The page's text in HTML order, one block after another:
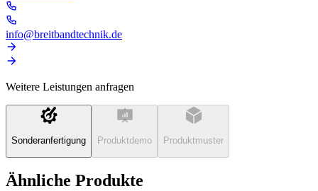
info@breitbandtechnik.de
Weitere Leistungen anfragen
Sonderanfertigung Produktdemo Produktmuster
Ähnliche Produkte